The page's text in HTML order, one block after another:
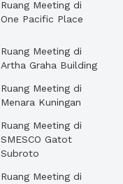
Ruang Meeting di
One Pacific Place
Ruang Meeting di
Artha Graha Building
Ruang Meeting di
Menara Kuningan
Ruang Meeting di
SMESCO Gatot
Subroto
Ruang Meeting di